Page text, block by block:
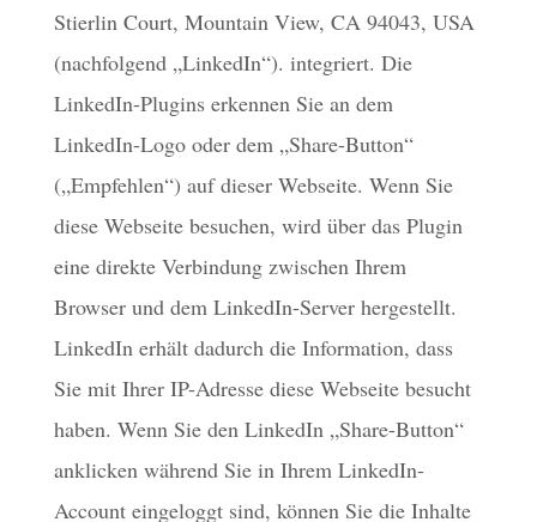
Stierlin Court, Mountain View, CA 94043, USA
(nachfolgend „LinkedIn“). integriert. Die
LinkedIn-Plugins erkennen Sie an dem
LinkedIn-Logo oder dem „Share-Button“
(„Empfehlen“) auf dieser Webseite. Wenn Sie
diese Webseite besuchen, wird über das Plugin
eine direkte Verbindung zwischen Ihrem
Browser und dem LinkedIn-Server hergestellt.
LinkedIn erhält dadurch die Information, dass
Sie mit Ihrer IP-Adresse diese Webseite besucht
haben. Wenn Sie den LinkedIn „Share-Button“
anklicken während Sie in Ihrem LinkedIn-
Account eingeloggt sind, können Sie die Inhalte